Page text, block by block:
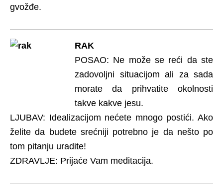
gvožđe.
RAK
POSAO: Ne može se reći da ste
zadovoljni situacijom ali za sada
morate da prihvatite okolnosti
takve kakve jesu.
LJUBAV: Idealizacijom nećete mnogo postići. Ako
želite da budete srećniji potrebno je da nešto po
tom pitanju uradite!
ZDRAVLJE: Prijaće Vam meditacija.